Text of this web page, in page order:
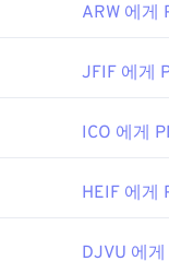
ARW 에게
JFIF 에게
ICO 에게
HEIF 에게
DJVU 에게